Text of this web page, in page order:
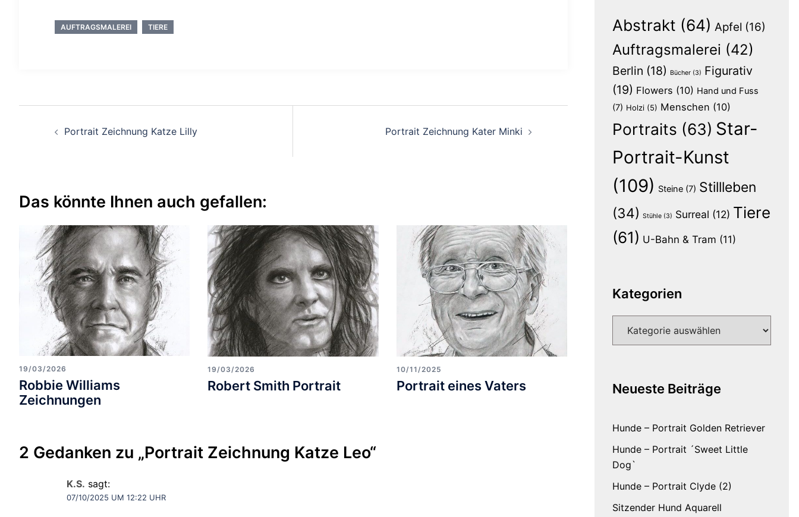
AUFTRAGSMALEREI TIERE
Portrait Zeichnung Katze Lilly Portrait Zeichnung Kater Minki
Das könnte Ihnen auch gefallen:
19/03/2026
Robbie Williams
Zeichnungen
19/03/2026
Robert Smith Portrait
10/11/2025
Portrait eines Vaters
2 Gedanken zu „Portrait Zeichnung Katze Leo“
K.S. sagt:
07/10/2025 UM 12:22 UHR
Abstrakt (64) Apfel (16)
Auftragsmalerei (42)
Berlin (18) Bücher(3) Figurativ
(19) Flowers (10) Hand und Fuss
(7) Holzi(5) Menschen (10)
Portraits (63) Star-
Portrait-Kunst
(109) Steine(7) Stillleben
(34) Stühle(3) Surreal (12) Tiere
(61) U-Bahn & Tram (11)
Kategorien
Neueste Beiträge
Hunde – Portrait Golden Retriever
Hunde – Portrait ´Sweet Little
Dog`
Hunde – Portrait Clyde (2)
Sitzender Hund Aquarell